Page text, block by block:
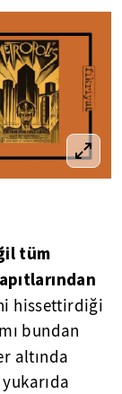
tüm
hissettirdiği
bundan
altında